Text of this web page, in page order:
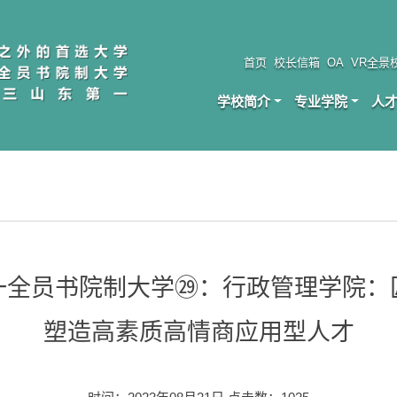
首页 校长信箱 OA VR全景
学校简介 专业学院 人
员书院制大学㉙：行政管理学院
塑造高素质高情商应用型人才